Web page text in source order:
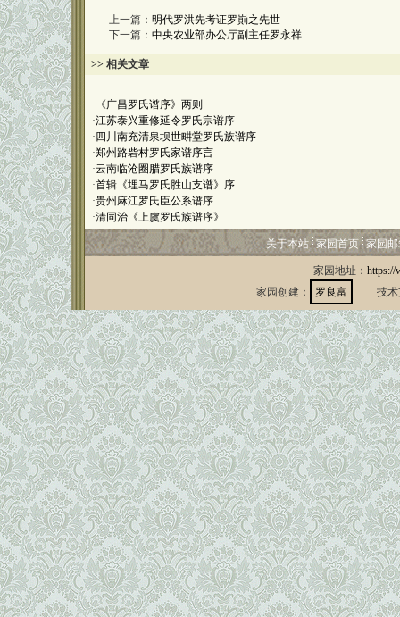
上一篇： 明代罗洪先考证罗崱之先世
下一篇： 中央农业部办公厅副主任罗永祥
>> 相关文章
· 《广昌罗氏谱序》两则
·江苏泰兴重修延令罗氏宗谱序
· 四川南充清泉坝世畊堂罗氏族谱序
·郑州路砦村罗氏家谱序言
·云南临沧圈腊罗氏族谱序
·首辑《埋马罗氏胜山支谱》序
·贵州麻江罗氏臣公系谱序
·清同治《上虞罗氏族谱序》
关于本站 家园首页 家园
家园地址： https://
家园创建：
罗良富 技术